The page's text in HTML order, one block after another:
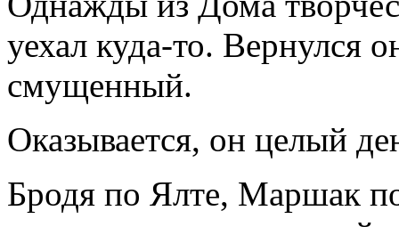
уехал куда-то. Вернулся
смущенный.
Оказывается, он целый
Бродя по Ялте, Маршак